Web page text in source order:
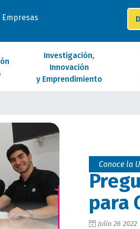
Empresas
Investigación,
Innovación
y Emprendimiento
Conoce la
para
Julio 26 2022